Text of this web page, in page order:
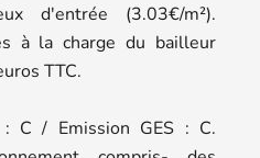
d'entrée (3.03€/m²).
à la charge du bailleur
TTC.
: C / Emission GES : C.